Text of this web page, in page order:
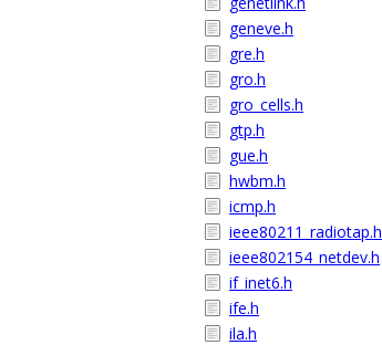
geneve.h
gre.h
gro.h
gro_cells.h
gtp.h
gue.h
hwbm.h
icmp.h
ieee80211_radiotap.h
ieee802154_netdev.h
if_inet6.h
ife.h
ila.h